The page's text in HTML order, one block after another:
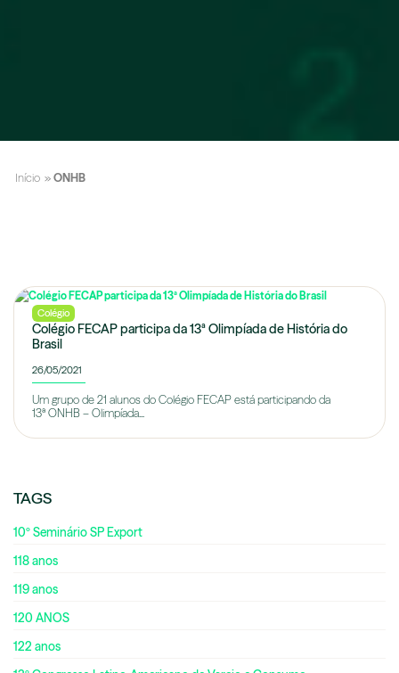
Início » ONHB
Colégio
Colégio FECAP participa da 13ª Olimpíada de História do
Brasil
26/05/2021
Um grupo de 21 alunos do Colégio FECAP está participando da
13ª ONHB – Olimpíada...
TAGS
10º Seminário SP Export
118 anos
119 anos
120 ANOS
122 anos